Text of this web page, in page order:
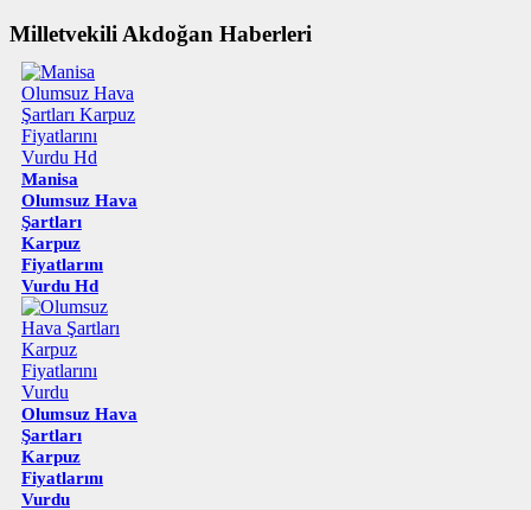
Milletvekili Akdoğan Haberleri
Manisa
Olumsuz Hava
Şartları
Karpuz
Fiyatlarını
Vurdu Hd
Olumsuz Hava
Şartları
Karpuz
Fiyatlarını
Vurdu